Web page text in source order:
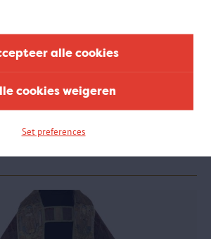
alle cookies
cookies weigeren
Set preferences
kleuters mee op avontuur met zijn schip.
met de haven en verschillende ladingen.